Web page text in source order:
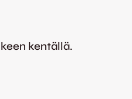
kentällä.